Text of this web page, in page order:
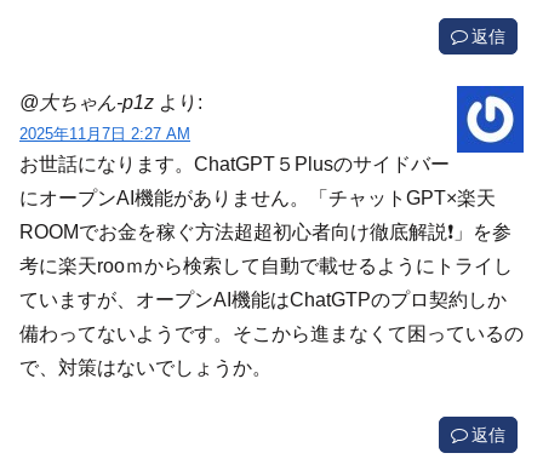
返信
@大ちゃん-p1z より:
2025年11月7日 2:27 AM
お世話になります。ChatGPT５Plusのサイドバー
にオープンAI機能がありません。「チャットGPT×楽天
ROOMでお金を稼ぐ方法超超初心者向け徹底解説❗」を参
考に楽天rooｍから検索して自動で載せるようにトライし
ていますが、オープンAI機能はChatGTPのプロ契約しか
備わってないようです。そこから進まなくて困っているの
で、対策はないでしょうか。
返信